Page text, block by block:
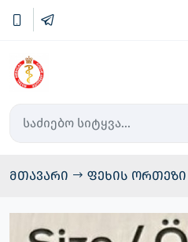
მთავარი ფეხის ორთეზი